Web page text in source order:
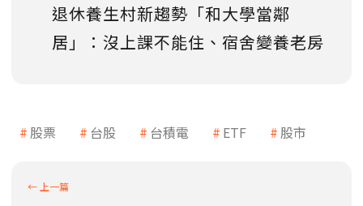
退休養生村新趨勢「和大學當鄰
居」：沒上課不能住、宿舍變養老房
股票 台股 台積電 ETF 股市